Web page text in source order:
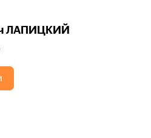
ЛАПИЦКИЙ